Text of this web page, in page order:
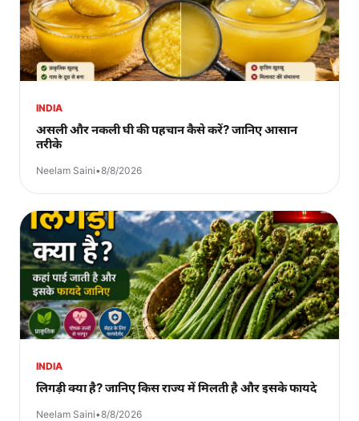
INDIA
असली और नकली घी की पहचान कैसे करें? जानिए आसान
तरीके
Neelam Saini•8/8/2026
INDIA
लिगड़ी क्या है? जानिए किस राज्य में मिलती है और इसके फायदे
Neelam Saini•8/8/2026